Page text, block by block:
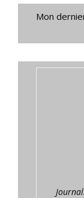
Mon